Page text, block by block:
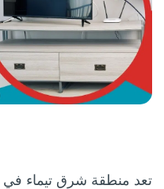
تعد منطقة شرق تيماء